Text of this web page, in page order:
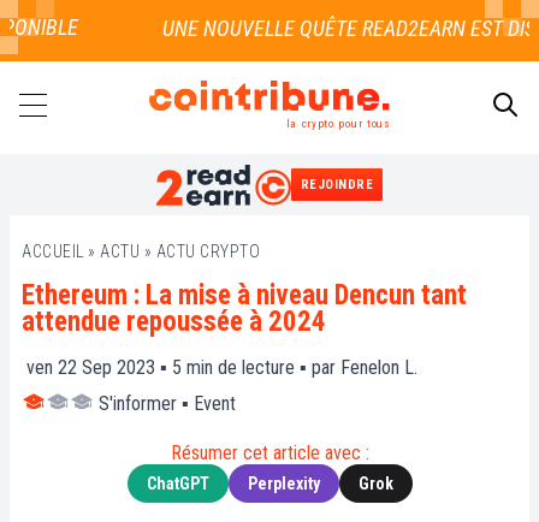
la crypto pour tous
REJOINDRE
ACCUEIL » ACTU » ACTU CRYPTO
Ethereum : La mise à niveau Dencun tant
attendue repoussée à 2024
ven 22 Sep 2023 ▪ 5 min de lecture ▪ par Fenelon L.
S'informer ▪ Event
Résumer cet article avec :
ChatGPT Perplexity Grok